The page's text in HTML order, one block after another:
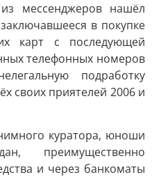
мессенджеров нашёл
в покупке
карт с последующей
телефонных номеров
подработку
своих приятелей 2006 и
куратора, юноши
преимущественно
и через банкоматы